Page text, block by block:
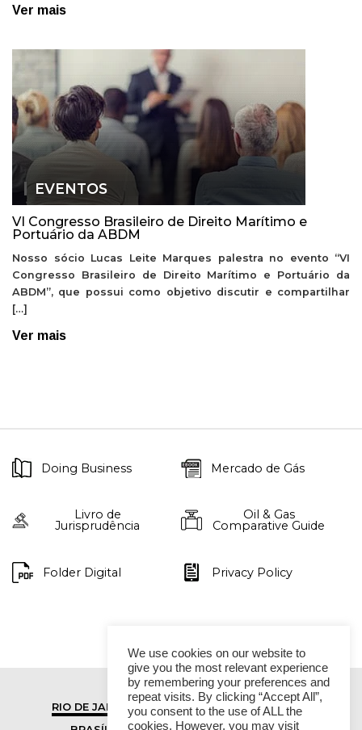
Ver mais
EVENTOS
VI Congresso Brasileiro de Direito Marítimo e
Portuário da ABDM
Nosso sócio Lucas Leite Marques palestra no evento “VI
Congresso Brasileiro de Direito Marítimo e Portuário da
ABDM”, que possui como objetivo discutir e compartilhar
[…]
Ver mais
Doing Business Mercado de Gás
Livro de
Jurisprudência
Oil & Gas
Comparative Guide
Folder Digital Privacy Policy
RIO DE JANEIRO
SÃO PAULO
We use cookies on our website to
give you the most relevant experience
by remembering your preferences and
repeat visits. By clicking “Accept All”,
you consent to the use of ALL the
cookies. However, you may visit